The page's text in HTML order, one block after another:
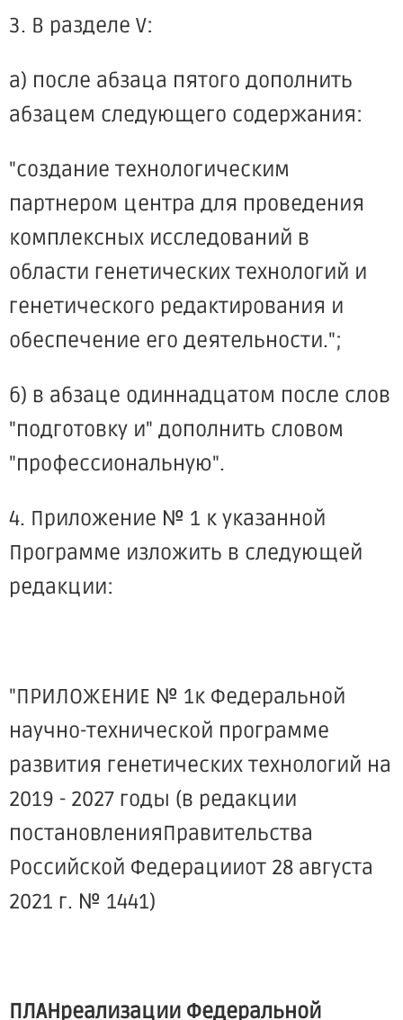
3. В разделе V:
а) после абзаца пятого дополнить
абзацем следующего содержания:
"создание технологическим
партнером центра для проведения
комплексных исследований в
области генетических технологий и
генетического редактирования и
обеспечение его деятельности.";
б) в абзаце одиннадцатом после слов
"подготовку и" дополнить словом
"профессиональную".
4. Приложение № 1 к указанной
Программе изложить в следующей
редакции:
"ПРИЛОЖЕНИЕ № 1к Федеральной
научно-технической программе
развития генетических технологий на
2019 - 2027 годы (в редакции
постановленияПравительства
Российской Федерацииот 28 августа
2021 г. № 1441)
ПЛАНреализации Федеральной